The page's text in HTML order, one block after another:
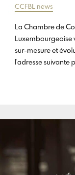
CCFBL news
La Chambre de
Luxembourgeoise
sur-mesure et
l’adresse suivante